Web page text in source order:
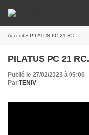
Accueil » PILATUS PC 21 RC.
PILATUS PC 21 RC.
Publié le 27/02/2023 à 05:00
Par TENIV